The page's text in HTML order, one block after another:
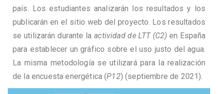
país. Los estudiantes analizarán los resultados y los
publicarán en el sitio web del proyecto. Los resultados
se utilizarán durante laactividad de LTT (C2) en España
para establecer un gráfico sobre el uso justo del agua.
La misma metodología se utilizará para la realización
de la encuesta energética (P12) (septiembre de 2021).